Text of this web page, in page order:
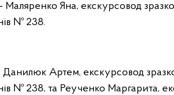
— Маляренко Яна, екскурсовод
№ 238.
Данилюк Артем, екскурсовод
№ 238, та Реученко Маргарита,